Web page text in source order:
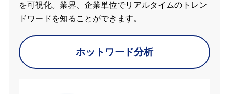
を可視化。業界、企業単位でリアルタイムのトレン
ドワードを知ることができます。
ホットワード分析